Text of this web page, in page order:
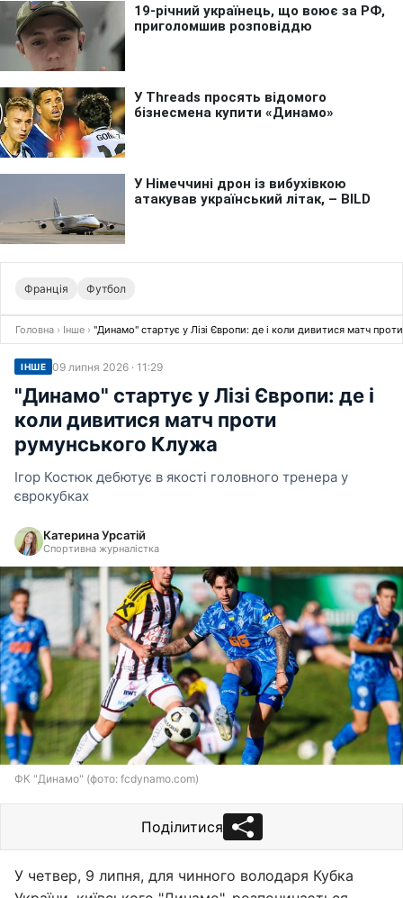
Франція Футбол
Головна › Інше › "Динамо" стартує у Лізі Європи: де і коли дивитися матч
ІНШЕ 09 липня 2026 · 11:29
"Динамо" стартує у Лізі Європи: де і
коли дивитися матч проти
румунського Клужа
Ігор Костюк дебютує в якості головного тренера у
єврокубках
Катерина Урсатій
Спортивна журналістка
ФК "Динамо" (фото: fcdynamo.com)
Поділитися
У четвер, 9 липня, для чинного володаря Кубка